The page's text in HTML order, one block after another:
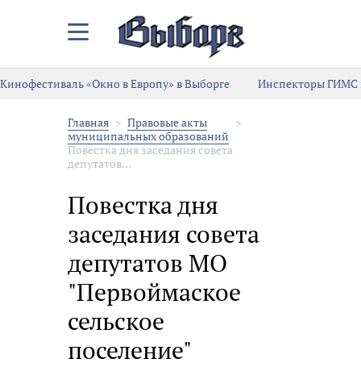
Закрыть/
меню
Кинофестиваль «Окно в Европу» в Выборге
Инспекторы ГИМС
Главная
Правовые акты
муниципальных образований
Повестка дня заседания совета
депутатов...
Повестка дня
заседания совета
депутатов МО
"Первоймаское
сельское
поселение"